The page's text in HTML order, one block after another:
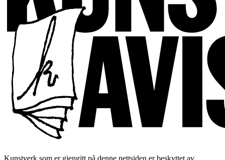
Kunstverk som er gjengitt på denne nettsiden er beskyttet av